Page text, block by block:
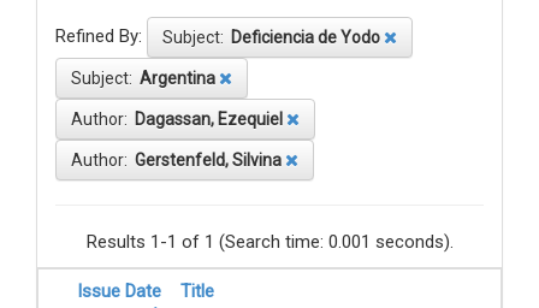
Refined By: Subject: Deficiencia de Yodo
Subject: Argentina
Author: Dagassan, Ezequiel
Author: Gerstenfeld, Silvina
Results 1-1 of 1 (Search time: 0.001 seconds).
Issue Date Title